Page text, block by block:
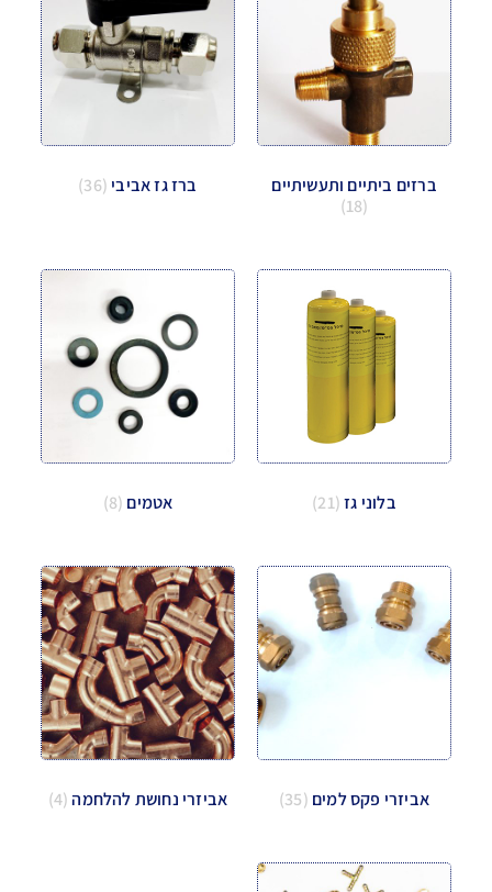
ברזים ביתיים ותעשיתיים
(18)
ברז גז אביבי (36)
בלוני גז(21) אטמים (8)
אביזרי פקס למים (35) אביזרי נחושת להלחמה(4)